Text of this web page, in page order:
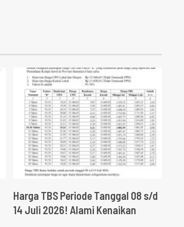
Harga TBS Periode Tanggal 08 s/d
14 Juli 2026! Alami Kenaikan